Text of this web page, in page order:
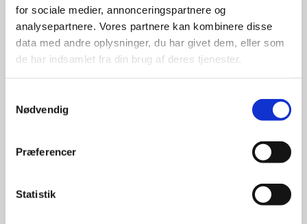
for sociale medier, annonceringspartnere og
analysepartnere. Vores partnere kan kombinere disse
data med andre oplysninger, du har givet dem, eller som
de har indsamlet fra din brug af deres tjenester.
Nødvendig
Præferencer
Statistik
For at sikre høj kvalitet og stor
leveringssikkerhed samarbejder vi
med de største og mest
anerkendte leverandører inden for
promotion.